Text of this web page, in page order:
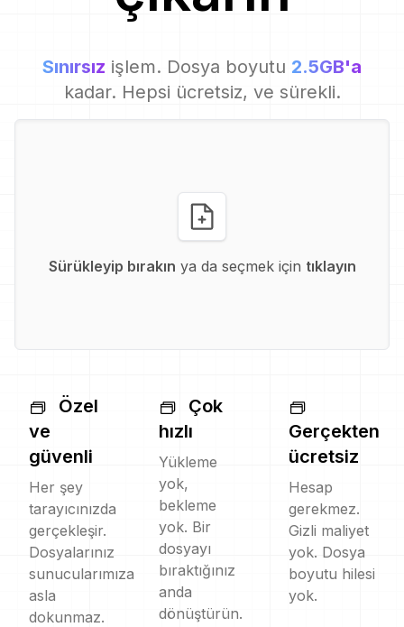
Sınırsız işlem. Dosya boyutu 2.5GB'a
kadar. Hepsi ücretsiz, ve sürekli.
Sürükleyip bırakın ya da seçmek için tıklayın
Özel
ve
güvenli
Her şey
tarayıcınızda
gerçekleşir.
Dosyalarınız
sunucularımıza
asla
dokunmaz.
Çok
hızlı
Yükleme
yok,
bekleme
yok. Bir
dosyayı
bıraktığınız
anda
dönüştürün.
Gerçekten
ücretsiz
Hesap
gerekmez.
Gizli maliyet
yok. Dosya
boyutu hilesi
yok.